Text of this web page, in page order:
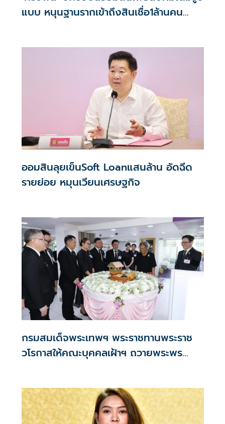
แบบ หนุนฐานรากเข้าถึงสินเชื่อ1ล้านคน
ออมสินลุยเข็นSoft Loanแสนล้าน อัดฉีด
รายย่อย หมุนเวียนเศรษฐกิจ
กรมสมเด็จพระเทพฯ พระราชทานพระราช
วโรกาสให้คณะบุคคลเฝ้าฯ ถวายพระพร